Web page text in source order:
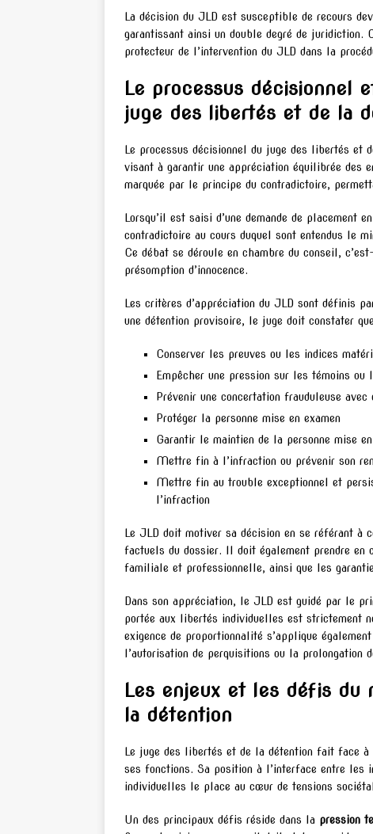
La décision du JLD est susceptible de recours
garantissant ainsi un double degré de
protecteur de l’intervention du JLD dans la
Le processus décisionnel
juge des libertés et de la
Le processus décisionnel du juge des libertés et
visant à garantir une appréciation équilibrée des
marquée par le principe du contradictoire,
Lorsqu’il est saisi d’une demande de placement en
contradictoire au cours duquel sont entendus le
Ce débat se déroule en chambre du conseil,
présomption d’innocence.
Les critères d’appréciation du JLD sont définis
une détention provisoire, le juge doit constater
Conserver les preuves ou les indices
Empêcher une pression sur les témoins ou
Prévenir une concertation frauduleuse avec
Protéger la personne mise en examen
Garantir le maintien de la personne mise
Mettre fin à l’infraction ou prévenir son
Mettre fin au trouble exceptionnel et
l’infraction
Le JLD doit motiver sa décision en se référant à
factuels du dossier. Il doit également prendre en
familiale et professionnelle, ainsi que les
Dans son appréciation, le JLD est guidé par le
portée aux libertés individuelles est strictement
exigence de proportionnalité s’applique
l’autorisation de perquisitions ou la prolongation
Les enjeux et les défis du
la détention
Le juge des libertés et de la détention fait face à
ses fonctions. Sa position à l’interface entre
individuelles le place au cœur de tensions
Un des principaux défis réside dans la pression